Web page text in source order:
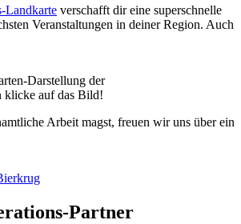
Landkarte verschafft dir eine superschnelle
Veranstaltungen in deiner Region. Auch
Darstellung der
klicke auf das Bild!
Arbeit magst, freuen wir uns über ein
Partner